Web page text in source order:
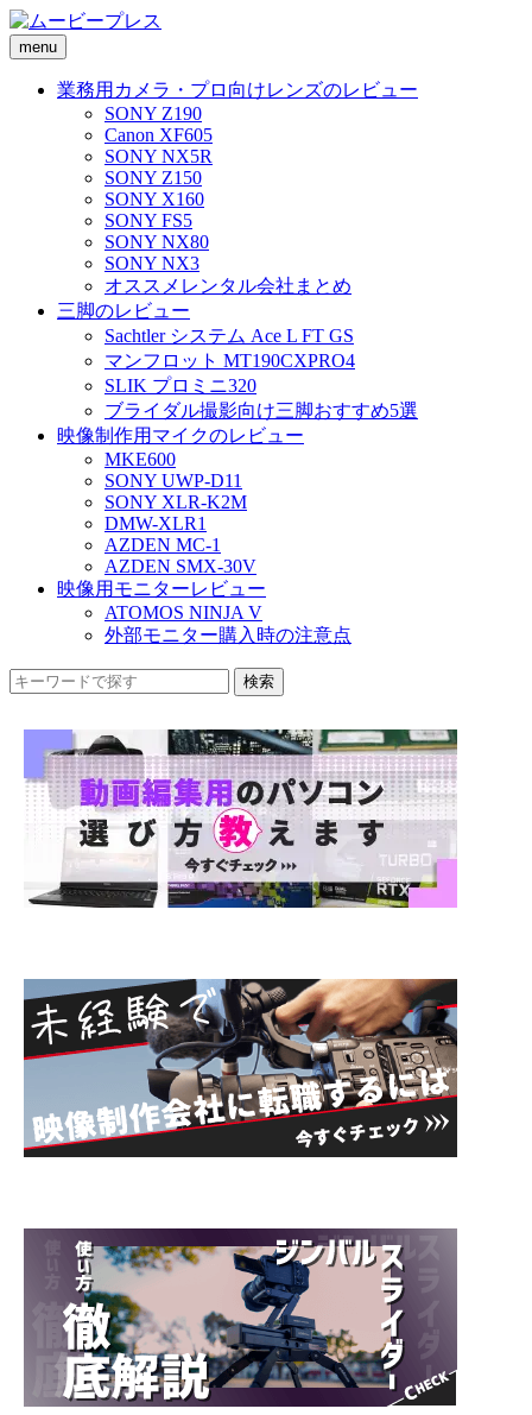
menu
業務用カメラ・プロ向けレンズのレビュー
SONY Z190
Canon XF605
SONY NX5R
SONY Z150
SONY X160
SONY FS5
SONY NX80
SONY NX3
オススメレンタル会社まとめ
三脚のレビュー
Sachtler システム Ace L FT GS
マンフロット MT190CXPRO4
SLIK プロミニ320
ブライダル撮影向け三脚おすすめ5選
映像制作用マイクのレビュー
MKE600
SONY UWP-D11
SONY XLR-K2M
DMW-XLR1
AZDEN MC-1
AZDEN SMX-30V
映像用モニターレビュー
ATOMOS NINJA V
外部モニター購入時の注意点